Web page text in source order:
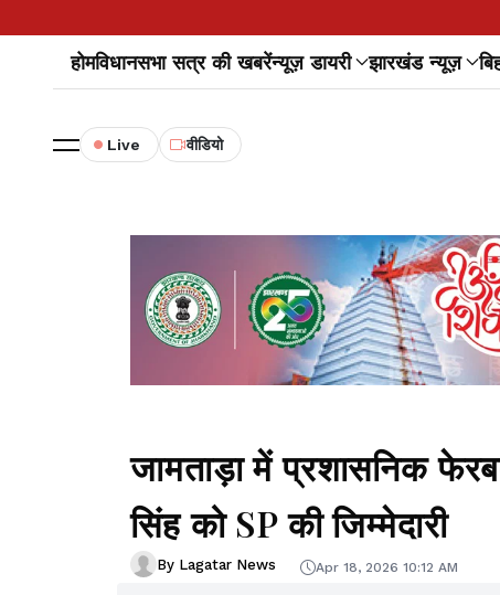
होमविधानसभा सत्र की खबरेंन्यूज़ डायरी झारखंड न्यूज़
Live वीडियो
जामताड़ा में प्रशासनिक
सिंह को SP की जिम्मेदारी
By Lagatar News Apr 18, 2026 10:12 AM